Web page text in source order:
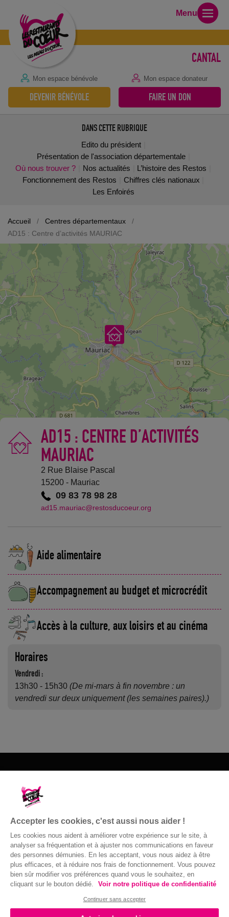
CANTAL
Mon espace bénévole Mon espace donateur
DEVENIR BÉNÉVOLE FAIRE UN DON
Menu
DANS CETTE RUBRIQUE
Edito du président
Présentation de l'association départementale
Où nous trouver ?
Nos actualités
L’histoire des Restos
Fonctionnement des Restos
Chiffres clés nationaux
Les Enfoirés
Accueil / Centres départementaux
/
AD15 : Centre d’activités MAURIAC
AD15 : CENTRE D’ACTIVITÉS
MAURIAC
2 Rue Blaise Pascal
15200 - Mauriac
09 83 78 98 28
ad15.mauriac@restosducoeur.org
Aide alimentaire
Accompagnement au budget et microcrédit
Accès à la culture, aux loisirs et au cinéma
Horaires
Vendredi :
13h30 - 15h30(De mi-mars à fin novembre : un
vendredi sur deux uniquement (les semaines paires).)
Les Restos du Cœur du 15
Siège départemental - 8 Rue du Prince
15000 Aurillac - 04 71 48 85 64 les mardis
et jeudis matin
04 71 48 85 64
Nous contacter
Mentions légales| 2016 ©
Accepter les cookies, c'est aussi nous aider !
Les cookies nous aident à améliorer votre expérience sur le site, à
analyser sa fréquentation et à ajuster nos communications en faveur
des personnes démunies. En les acceptant, vous nous aidez à être
plus efficaces, et à réduire nos frais de fonctionnement. Vous pouvez
bien sûr modifier vos préférences quand vous le souhaitez, en
cliquant sur le bouton dédié.
Voir notre politique de confidentialité
Continuer sans accepter